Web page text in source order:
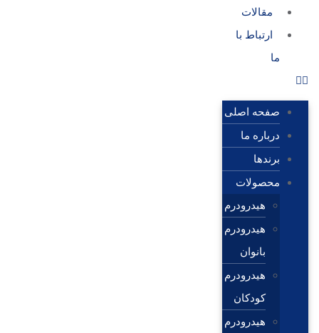
مقالات
ارتباط با
ما
صفحه اصلی
درباره ما
برندها
محصولات
هیدرودرم
هیدرودرم
بانوان
هیدرودرم
کودکان
هیدرودرم